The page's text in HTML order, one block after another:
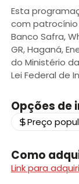
Esta
com patrocínio
Banco Safra,
GR, Haganá,
do Ministério
Lei Federal de
Opções de
Preço
Como
Link para